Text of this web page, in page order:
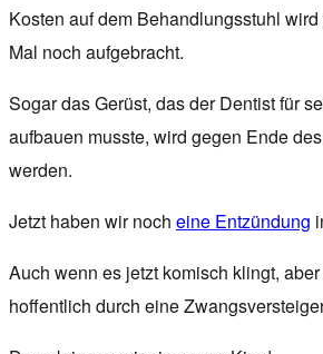
Kosten auf dem Behandlungsstuhl
Mal noch aufgebracht.
Sogar das Gerüst, das der Dentist für
aufbauen musste, wird gegen Ende
werden.
Jetzt haben wir noch eine Entzündung
Auch wenn es jetzt komisch klingt,
hoffentlich durch eine